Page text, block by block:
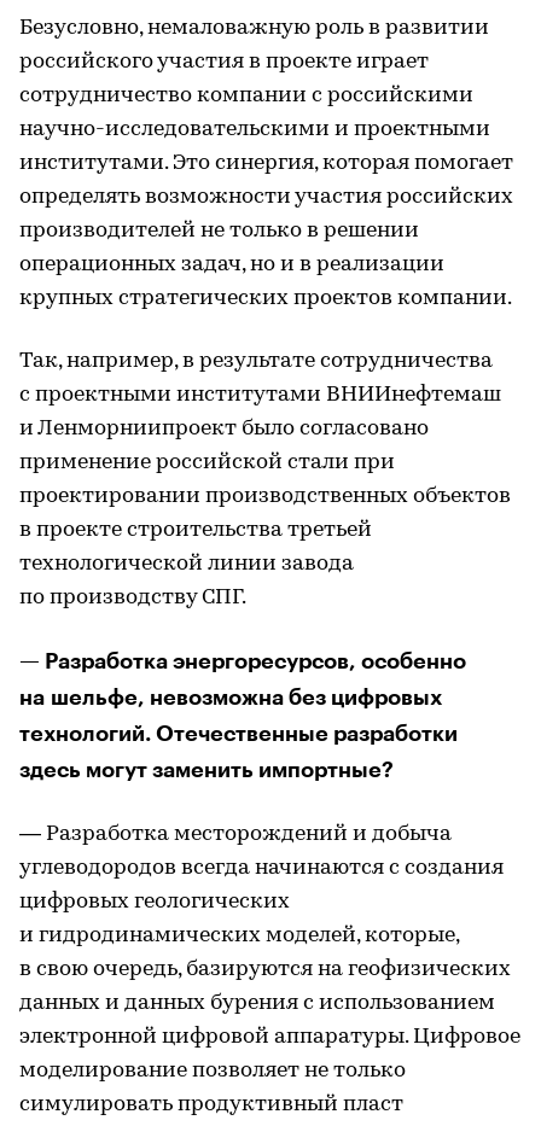
Безусловно, немаловажную роль в развитии
российского участия в проекте играет
сотрудничество компании с российскими
научно-исследовательскими и проектными
институтами. Это синергия, которая помогает
определять возможности участия российских
производителей не только в решении
операционных задач, но и в реализации
крупных стратегических проектов компании.
Так, например, в результате сотрудничества
с проектными институтами ВНИИнефтемаш
и Ленморниипроект было согласовано
применение российской стали при
проектировании производственных объектов
в проекте строительства третьей
технологической линии завода
по производству СПГ.
— Разработка энергоресурсов, особенно
на шельфе, невозможна без цифровых
технологий. Отечественные разработки
здесь могут заменить импортные?
— Разработка месторождений и добыча
углеводородов всегда начинаются с создания
цифровых геологических
и гидродинамических моделей, которые,
в свою очередь, базируются на геофизических
данных и данных бурения с использованием
электронной цифровой аппаратуры. Цифровое
моделирование позволяет не только
симулировать продуктивный пласт